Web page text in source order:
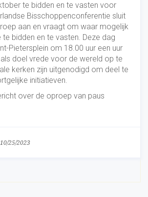
te bidden en te vasten voor
Bisschoppenconferentie sluit
aan en vraagt om waar mogelijk
bidden en te vasten. Deze dag
Pietersplein om 18.00 uur een uur
doel vrede voor de wereld op te
kerken zijn uitgenodigd om deel te
initiatieven.
over de oproep van paus
10/25/2023